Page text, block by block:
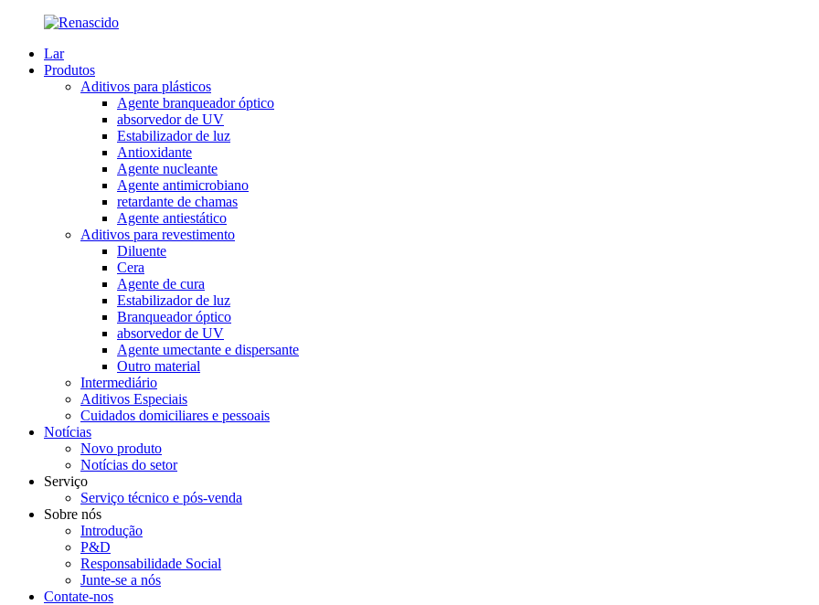
Lar
Produtos
Aditivos para plásticos
Agente branqueador óptico
absorvedor de UV
Estabilizador de luz
Antioxidante
Agente nucleante
Agente antimicrobiano
retardante de chamas
Agente antiestático
Aditivos para revestimento
Diluente
Cera
Agente de cura
Estabilizador de luz
Branqueador óptico
absorvedor de UV
Agente umectante e dispersante
Outro material
Intermediário
Aditivos Especiais
Cuidados domiciliares e pessoais
Notícias
Novo produto
Notícias do setor
Serviço
Serviço técnico e pós-venda
Sobre nós
Introdução
P&D
Responsabilidade Social
Junte-se a nós
Contate-nos